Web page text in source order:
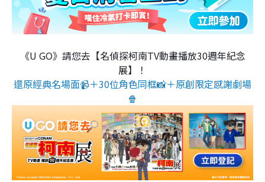
《U GO》請您去【名偵探柯南TV動畫播放30週年紀念
展】！
還原經典名場面📹＋30位角色同框📸＋原創限定感謝劇場
🍿